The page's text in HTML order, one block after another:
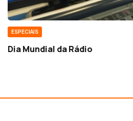
ESPECIAIS
Dia Mundial da Rádio